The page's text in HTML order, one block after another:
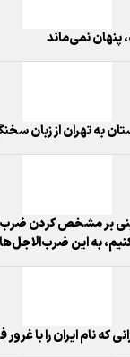
پنهان نمی‌ماند
به تهران از زبان
بر مشخص کردن
به این
که نام ایران را با غرور